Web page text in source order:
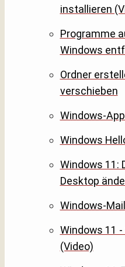
installieren
Programme
Windows
Ordner
verschieben
Windows-
Windows
Windows 11:
Desktop
Windows-
Windows 11
(Video)